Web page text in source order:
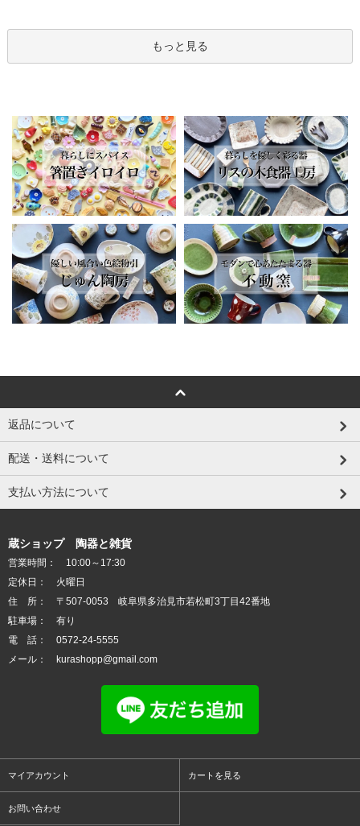
もっと見る
返品について
配送・送料について
支払い方法について
蔵ショップ 陶器と雑貨
営業時間： 10:00～17:30
定休日： 火曜日
住 所： 〒507-0053 岐阜県多治見市若松町3丁目42番地
駐車場： 有り
電 話： 0572-24-5555
メール： kurashopp@gmail.com
マイアカウント カートを見る
お問い合わせ